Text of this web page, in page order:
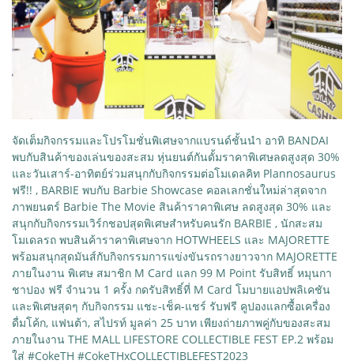
จัดเต็มกิจกรรมและโปรโมชั่นพิเศษจากแบรนด์ชั้นนำ อาทิ BANDAI
พบกับสินค้าของเล่นของสะสม หุ่นยนต์กันดั้มราคาพิเศษลดสูงสุด 30%
และวันเสาร์-อาทิตย์ร่วมสนุกกับกิจกรรมต่อโมเดลคิท Plannosaurus
ฟรี!! , BARBIE พบกับ Barbie Showcase คอลเลกชั่นใหม่ล่าสุดจาก
ภาพยนตร์ Barbie The Movie สินค้าราคาพิเศษ ลดสูงสุด 30% และ
สนุกกับกิจกรรมเวิร์กชอปสุดพิเศษสำหรับคนรัก BARBIE , นักสะสม
โมเดลรถ พบสินค้าราคาพิเศษจาก HOTWHEELS และ MAJORETTE
พร้อมสนุกสุดมันส์กับกิจกรรมการแข่งขันรถรางยาวจาก MAJORETTE
ภายในงาน พิเศษ สมาชิก M Card แลก 99 M Point รับสิทธิ์ หมุนกา
ชาปอง ฟรี จำนวน 1 ครั้ง กดรับสิทธิ์ที่ M Card โมบายแอปพลิเคชัน
และพิเศษสุดๆ กับกิจกรรม แชะ-เช็ค-แชร์ รับฟรี คูปองแลกซื้อเครื่อง
ดื่มโค้ก, แฟนต้า, สไปรท์ มูลค่า 25 บาท เพียงถ่ายภาพคู่กับของสะสม
ภายในงาน THE MALL LIFESTORE COLLECTIBLE FEST EP.2 พร้อม
ใส่ #CokeTH #CokeTHxCOLLECTIBLEFEST2023